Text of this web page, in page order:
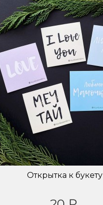
Открытка к букету